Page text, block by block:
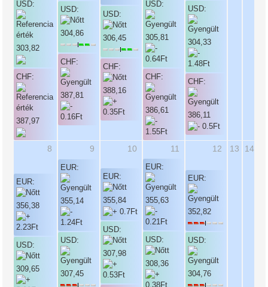
USD:
303,82
CHF:
387,97
USD:
304,86
CHF:
387,81
USD:
306,45
CHF:
388,16
USD:
305,81
CHF:
386,61
USD:
304,33
CHF:
386,11
8
EUR:
356,38
USD:
309,65
9
EUR:
355,14
USD:
307,45
10
EUR:
355,84
USD:
307,98
11
EUR:
355,63
USD:
308,36
12
EUR:
352,82
USD:
304,76
13 14